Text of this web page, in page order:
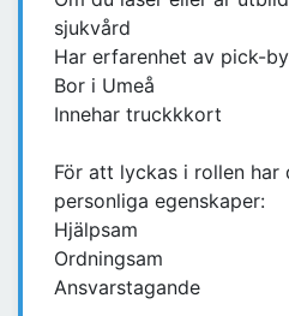
sjukvård
Har erfarenhet av pick-
Bor i Umeå
Innehar truckkkort
För att lyckas i rollen har
personliga egenskaper:
Hjälpsam
Ordningsam
Ansvarstagande